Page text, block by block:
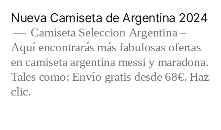
contenido
Nueva Camiseta de Argentina 2024
Camiseta Seleccion Argentina –
Aquí encontrarás más fabulosas ofertas
en camiseta argentina messi y maradona.
Tales como: Envío gratis desde 68€. Haz
clic.